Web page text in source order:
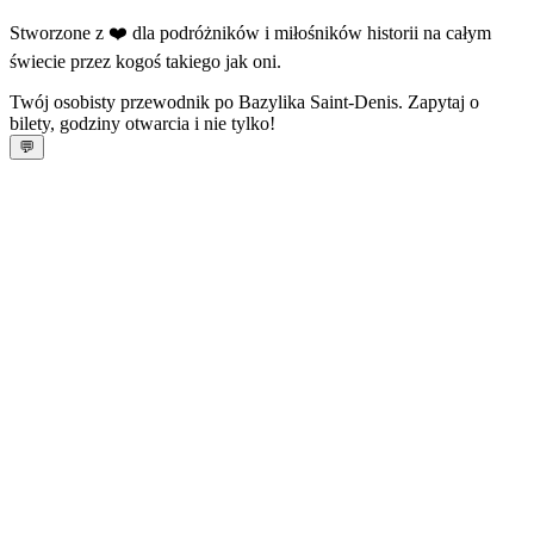
Stworzone z ❤️ dla podróżników i miłośników historii na całym
świecie przez kogoś takiego jak oni.
Twój osobisty przewodnik po Bazylika Saint‑Denis. Zapytaj o
bilety, godziny otwarcia i nie tylko!
💬